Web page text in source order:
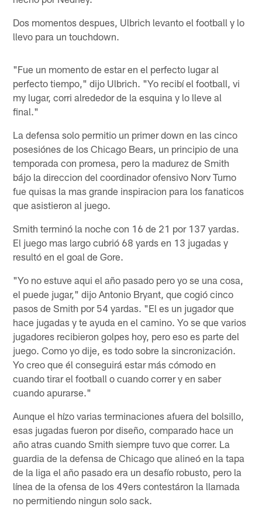
Dos momentos despues, Ulbrich levanto el football y lo
llevo para un touchdown.
"Fue un momento de estar en el perfecto lugar al
perfecto tiempo," dijo Ulbrich. "Yo recibí el football, vi
my lugar, corri alrededor de la esquina y lo lleve al
final."
La defensa solo permitio un primer down en las cinco
posesiónes de los Chicago Bears, un principio de una
temporada con promesa, pero la madurez de Smith
bájo la direccion del coordinador ofensivo Norv Turno
fue quisas la mas grande inspiracion para los fanaticos
que asistieron al juego.
Smith terminó la noche con 16 de 21 por 137 yardas.
El juego mas largo cubrió 68 yards en 13 jugadas y
resultó en el goal de Gore.
"Yo no estuve aqui el año pasado pero yo se una cosa,
el puede jugar," dijo Antonio Bryant, que cogió cinco
pasos de Smith por 54 yardas. "El es un jugador que
hace jugadas y te ayuda en el camino. Yo se que varios
jugadores recibieron golpes hoy, pero eso es parte del
juego. Como yo dije, es todo sobre la sincronización.
Yo creo que él conseguirá estar más cómodo en
cuando tirar el football o cuando correr y en saber
cuando apurarse."
Aunque el hízo varias terminaciones afuera del bolsillo,
esas jugadas fueron por diseño, comparado hace un
año atras cuando Smith siempre tuvo que correr. La
guardia de la defensa de Chicago que alineó en la tapa
de la liga el año pasado era un desafío robusto, pero la
línea de la ofensa de los 49ers contestáron la llamada
no permitiendo ningun solo sack.